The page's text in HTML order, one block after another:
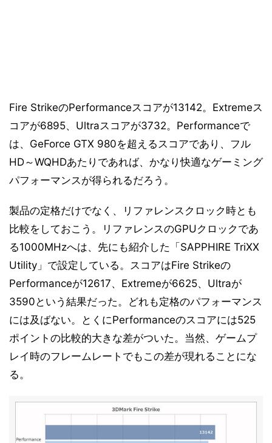
Fire StrikeのPerformanceスコアが13142。Extremeス
コアが6895、Ultraスコアが3732。Performanceで
は、GeForce GTX 980を超えるスコアであり、フル
HD～WQHDあたりであれば、かなり快適なゲーミング
パフォーマンスが得られるだろう。
製品の定格だけでなく、リファレンスクロック時とも
比較をしておこう。リファレンスのGPUクロックであ
る1000MHzへは、先にも紹介した「SAPPHIRE TriXX
Utility」で設定している。スコアはFire Strikeの
Performanceが12617、Extremeが6625、Ultraが
3590という結果だった。どれも定格のパフォーマンス
には及ばない。とくにPerformanceのスコアには525
ポイントの比較的大きな差がついた。当然、ゲームプ
レイ時のフレームレートでもこの差が現れることにな
る。